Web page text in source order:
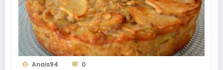
Anais94 0